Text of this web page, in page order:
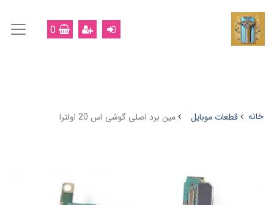
0
خانه قطعات موبایل مین برد اصلی گوشی اس 20 اولترا